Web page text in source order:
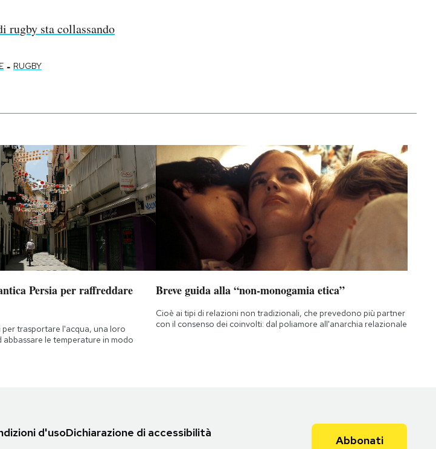
rugby sta collassando
- RUGBY
Persia per raffreddare
trasportare l'acqua, una loro
le temperature in modo
Breve guida alla “non-monogamia etica”
Cioè ai tipi di relazioni non tradizionali, che prevedono più partner
con il consenso dei coinvolti: dal poliamore all'anarchia relazionale
d'usoDichiarazione di accessibilità
Abbonati